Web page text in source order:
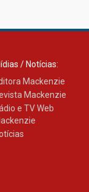
/ Notícias:
Mackenzie
Mackenzie
e TV Web